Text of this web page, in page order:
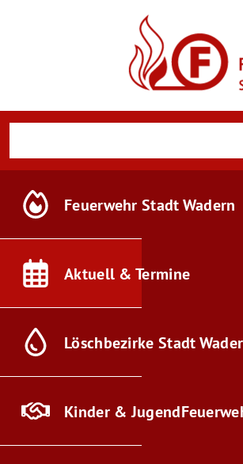
Feuerwehr Stadt Wadern
Aktuell & Termine
Löschbezirke Stadt
Kinder & Jugend